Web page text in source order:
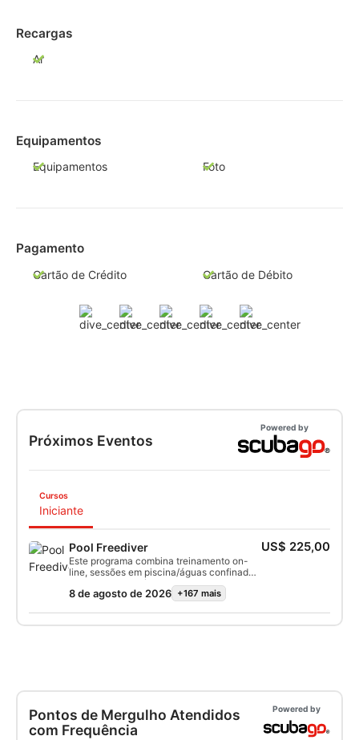
Recargas
Ar
Equipamentos
Equipamentos Foto
Pagamento
Cartão de Crédito Cartão de Débito
Próximos Eventos
Powered by
Cursos
Iniciante
Pool Freediver
Este programa combina treinamento on-
line, sessões em piscina/águas confinadas
e mergulhos em águas abertas para que
você se sinta confortável e confiante no
certificado, você poderá fazer mergulho
livre com um parceiro em águas abertas a
8 de agosto de 2026 +167 mais
US$ 225,00
Pontos de Mergulho Atendidos
com Frequência
Powered by